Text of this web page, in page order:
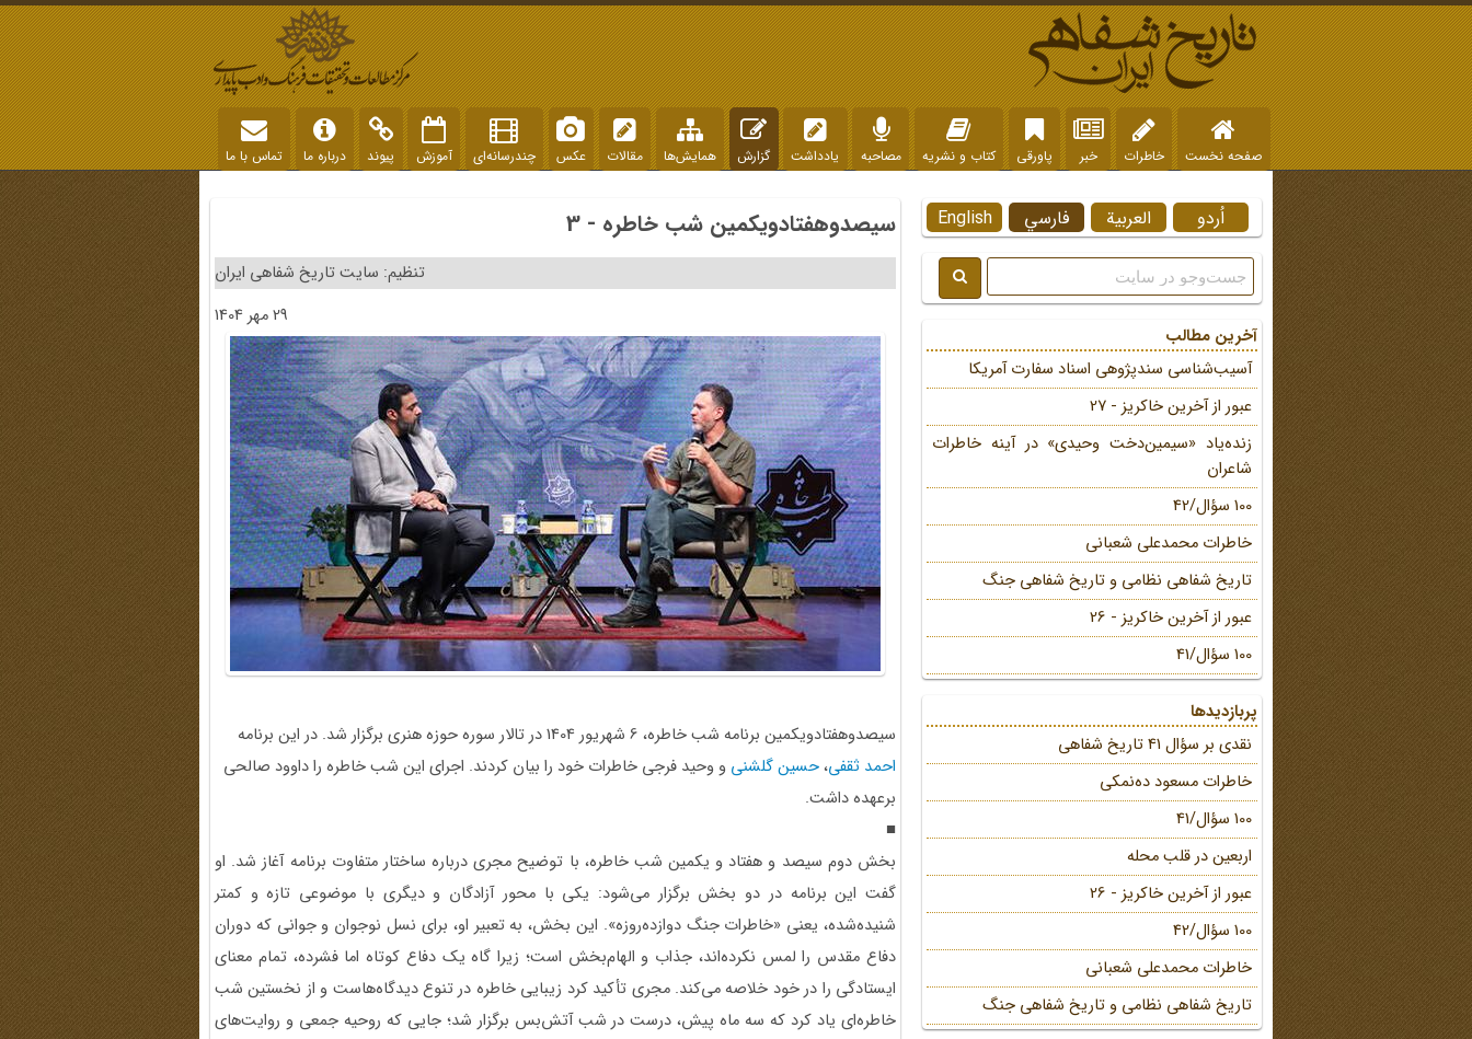
صفحه نخست خاطرات خبر پاورقی کتاب و نشریه مصاحبه یادداشت گزارش همایش‌ها مقالات عکس چندرسانه‌ای آموزش پیوند درباره ما تماس با ما
سیصدوهفتادویکمین شب خاطره - 3
تنظیم: سایت تاریخ شفاهی ایران
29 مهر 1404
سیصدوهفتادویکمین برنامه شب خاطره، 6 شهریور 1404 در تالار سوره حوزه هنری برگزار شد. در این برنامه
احمد ثقفی،حسین گلشنی و وحید فرجی خاطرات خود را بیان کردند. اجرای این شب خاطره را داوود صالحی
برعهده داشت.
■
بخش دوم سیصد و هفتاد و یکمین شب خاطره، با توضیح مجری درباره ساختار متفاوت برنامه آغاز شد. او
گفت این برنامه در دو بخش برگزار می‌شود: یکی با محور آزادگان و دیگری با موضوعی تازه و کمتر
شنیده‌شده، یعنی «خاطرات جنگ دوازده‌روزه». این بخش، به تعبیر او، برای نسل نوجوان و جوانی که دوران
دفاع مقدس را لمس نکرده‌اند، جذاب و الهام‌بخش است؛ زیرا گاه یک دفاع کوتاه اما فشرده، تمام معنای
ایستادگی را در خود خلاصه می‌کند. مجری تأکید کرد زیبایی خاطره در تنوع دیدگاه‌هاست و از نخستین شب
خاطره‌ای یاد کرد که سه ماه پیش، درست در شب آتش‌بس برگزار شد؛ جایی که روحیه جمعی و روایت‌های
English فارسي العربية اُردو
آخرین مطالب
آسیب‌شناسی سندپژوهی اسناد سفارت آمریکا
عبور از آخرین خاکریز - 27
زنده‌یاد «سیمین‌دخت وحیدی» در آینه خاطرات
شاعران
100 سؤال/42
خاطرات محمد‌علی شعبانی
تاریخ شفاهی نظامی و تاریخ شفاهی جنگ
عبور از آخرین خاکریز - 26
100 سؤال/41
پربازدیدها
نقدی بر سؤال 41 تاریخ شفاهی
خاطرات مسعود ده‌نمکی
100 سؤال/41
اربعین در قلب محله
عبور از آخرین خاکریز - 26
100 سؤال/42
خاطرات محمد‌علی شعبانی
تاریخ شفاهی نظامی و تاریخ شفاهی جنگ